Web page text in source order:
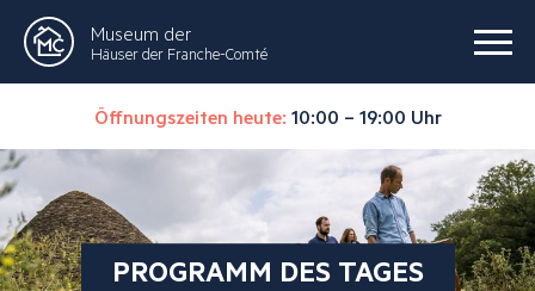
Museum der
Häuser der Franche-Comté
Öffnungszeiten heute: 10:00 – 19:00 Uhr
PROGRAMM DES TAGES